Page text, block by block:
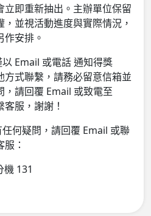
即重新抽出。主辦單位保留
並視活動進度與實際情況，
安排。
Email 或電話 通知得獎
方式聯繫，請務必留意信箱並
請回覆 Email 或致電至
客服，謝謝！
何疑問，請回覆 Email 或聯
：
機 131